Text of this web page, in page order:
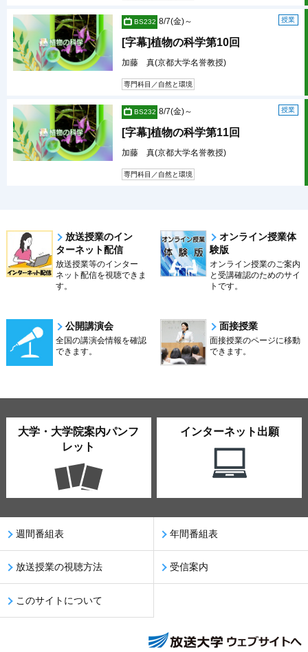
BS232 授業
8/7(金)～
[字幕]植物の科学第10回
加藤 真(京都大学名誉教授)
専門科目／自然と環境
BS232 授業
8/7(金)～
[字幕]植物の科学第11回
加藤 真(京都大学名誉教授)
専門科目／自然と環境
放送授業のイン
ターネット配信
放送授業等のインター
ネット配信を視聴できま
す。
オンライン授業体
験版
オンライン授業のご案内
と受講確認のためのサイ
トです。
公開講演会
全国の講演会情報を確認
できます。
面接授業
面接授業のページに移動
できます。
大学・大学院案内パンフ
レット
インターネット出願
週間番組表 年間番組表
放送授業の視聴方法 受信案内
このサイトについて